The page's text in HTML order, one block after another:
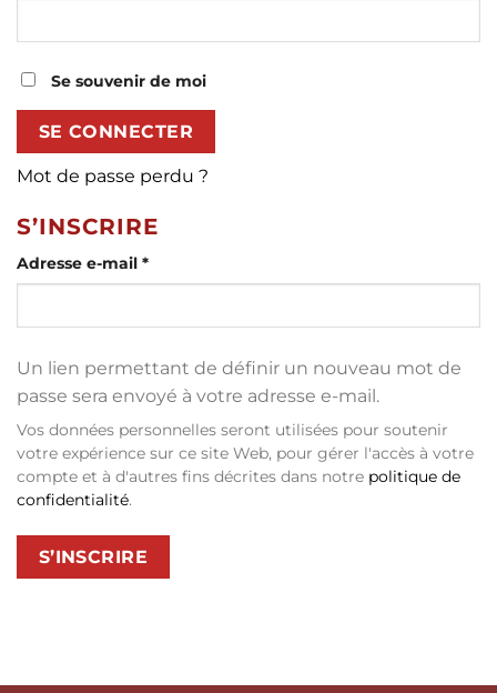
Se souvenir de moi
SE CONNECTER
Mot de passe perdu ?
S’INSCRIRE
Adresse e-mail *Obligatoire
Un lien permettant de définir un nouveau mot de
passe sera envoyé à votre adresse e-mail.
Vos données personnelles seront utilisées pour soutenir
votre expérience sur ce site Web, pour gérer l'accès à votre
compte et à d'autres fins décrites dans notre politique de
confidentialité.
S’INSCRIRE